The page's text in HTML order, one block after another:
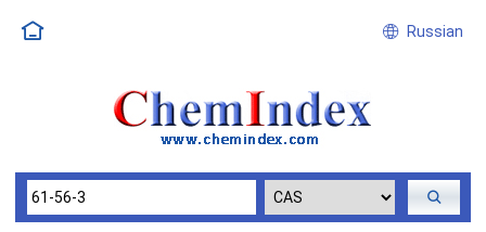
Russian